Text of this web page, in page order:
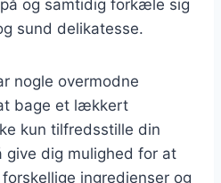
og samtidig forkæle sig
sund delikatesse.
nogle overmodne
bage et lækkert
kun tilfredsstille din
give dig mulighed for at
ingredienser og